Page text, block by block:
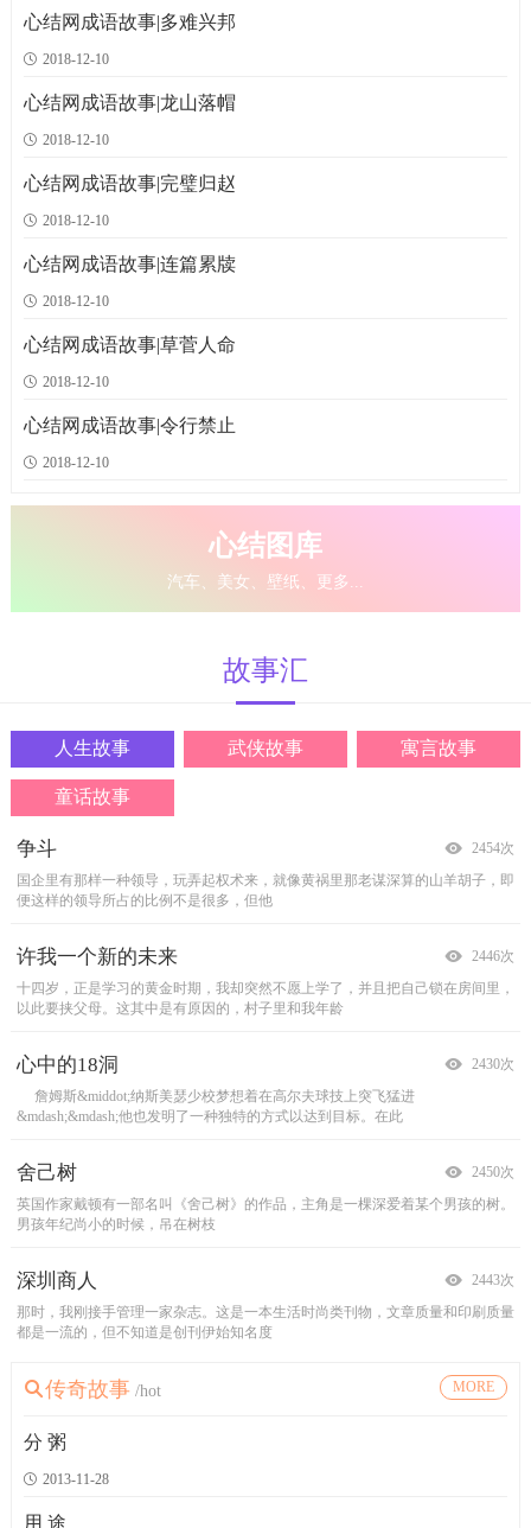
心结网成语故事|多难兴邦
2018-12-10
心结网成语故事|龙山落帽
2018-12-10
心结网成语故事|完璧归赵
2018-12-10
心结网成语故事|连篇累牍
2018-12-10
心结网成语故事|草菅人命
2018-12-10
心结网成语故事|令行禁止
2018-12-10
心结图库
汽车、美女、壁纸、更多...
故事汇
人生故事 武侠故事 寓言故事
童话故事
争斗
2454次
国企里有那样一种领导，玩弄起权术来，就像黄祸里那老谋深算的山羊胡子，即
便这样的领导所占的比例不是很多，但他
许我一个新的未来
2446次
十四岁，正是学习的黄金时期，我却突然不愿上学了，并且把自己锁在房间里，
以此要挟父母。这其中是有原因的，村子里和我年龄
心中的18洞
2430次
詹姆斯&middot;纳斯美瑟少校梦想着在高尔夫球技上突飞猛进
&mdash;&mdash;他也发明了一种独特的方式以达到目标。在此
舍己树
2450次
英国作家戴顿有一部名叫《舍己树》的作品，主角是一棵深爱着某个男孩的树。
男孩年纪尚小的时候，吊在树枝
深圳商人
2443次
那时，我刚接手管理一家杂志。这是一本生活时尚类刊物，文章质量和印刷质量
都是一流的，但不知道是创刊伊始知名度
千万不要忘了自己是谁
2434次
自称失明了。非常敬仰他的学生们纷纷前
不死名捕
2449次
在追捕钦犯的途中，名捕方宏遭到了三家仇敌的联手伏击。他虽然剑法精湛，但
毕竟年逾花甲，加上仇敌众多，所以在重创
佛面
2467次
清道光年间，陇州城出了位异人解尘缘。起先，人们对解尘缘知之甚少。有一
次，一商贬短斤少两哄骗买者，被人发现后恶语相向。
神箭手
2316次
月圆之夜，泰山之巅。天驰与天纵终于又一次见面了。这一对武林中公认的神箭
手，同出一门，自成一家，在射箭技艺上都已达到炉
解药
2299次
必须拿到解药，必须！否则，帮主必死无疑。因为帮内几位长老根据帮主遍体麻
木、血脉逆行、不能动弹、不能说话的征兆，一致认
暗器
2274次
唐门暗器，天下第一。江湖中谈到蜀中唐门，无不色变。欧冶子不信这个邪。八
年前，他无意中撞入魔教圣地，在一座古墓里发现一
血幕
2260次
等。王这次遇见的，是一次暗杀。暗杀者，是一个小伙
财主和他的长工
2289次
有一天晚上,财主和他的长工在树林里走着,突然迎面来了一只熊。财主刚叫喊了
两声,就被钳子似的熊掌逮住了。熊把他紧
国王和车夫
2275次
从前，郭国的国君出逃在外，他对为他驾车的人说：&ldquo;我渴了，想喝
水。&rdquo;车夫把清酒献上。他又说：&ldquo;我饿
美味在眼前
2272次
清晨，在山中，一条河流静静地流淌。 有一只苍蝇在河面上方飞旋，
离河面仅差几厘米。水中有一条小鱼，它想，如果
做一只飞舞的蜻蜒
2241次
一只乌龟被海水冲到岸边的一块礁石旁，乌龟好奇地问，你待在这里一动不
动。不孤独吗?礁石回答，我已在这里待了几百万年
无心的鹿
2241次
狮子病了，听说鹿的血和心脏能治自己的病，于是它派遣狐狸去找森林中最
大的鹿，并把它骗到洞里来。 狐狸看见一只硕
国王和车夫
2218次
水。&rdquo;车夫把清酒献上。他又说：&ldquo;我
两个海岛
2186次
在瑟兰海岸外，在荷尔斯坦堡皇宫的对面，从前有两个长满了树的海岛：维诺和
格勒诺。它们上面有村庄、教堂和田地。它
全家人讲的话
2193次
全家的人讲了些什么话呢？唔，请先听小玛莉说的什么吧。 这是小玛莉的
生日；她觉得这是所有的日子中最美好的一
纸牌
2184次
人们能够用纸剪出和剪贴出多少可爱的东西来啊！小小的威廉就这样贴出了一个
官殿。它的体积很大，占满了整个桌面。它
唱民歌的鸟
2203次
那是冬季。地上覆盖着一层雪，就像是一块用山石凿成的大理石似的。天高
气爽，风尖锐得像矮神①锤炼成的匕首；一棵棵
小锡兵
2222次
有个小男孩，在他过生日的时候，收到了一个大盒子礼品，打开一看，原来里面
装着25个小锡兵，小男孩高兴极了。小锡兵穿
丹麦人荷尔格
2244次
成百的大船经过&mdash;&mdash;英国的、
传奇故事/hot MORE
分 粥
2013-11-28
用 途